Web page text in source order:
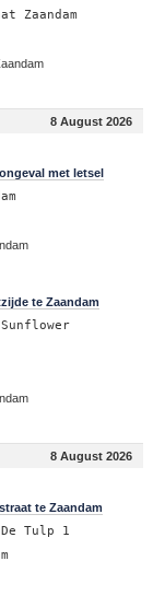
Zaandam
8 August 2026
met letsel
te Zaandam
8 August 2026
te Zaandam
Tulp 1